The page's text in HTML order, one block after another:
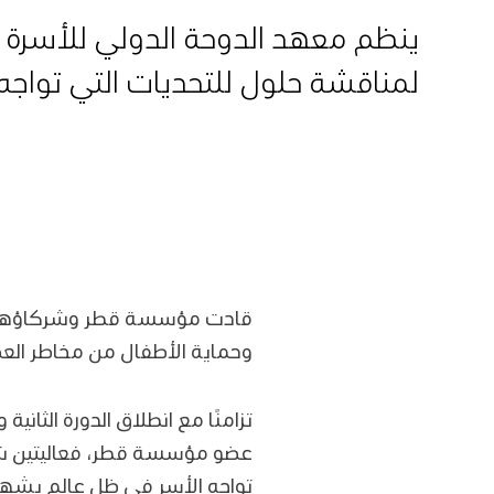
ينظم معهد الدوحة الدولي للأسرة
لمناقشة حلول للتحديات التي
قادت مؤسسة قطر وشركاؤها
وحماية الأطفال من مخاطر
تزامنًا مع انطلاق الدورة
عضو مؤسسة قطر، فعاليتين
تواجه الأسر في ظل عالم يشهد